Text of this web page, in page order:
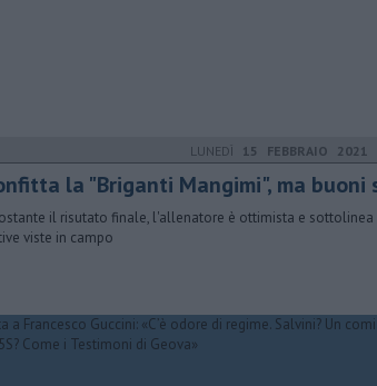
LUNEDÌ 15 FEBBRAIO 2021
la "Briganti Mangimi", ma buoni
il risutato finale, l'allenatore è ottimista e sottolinea
viste in campo